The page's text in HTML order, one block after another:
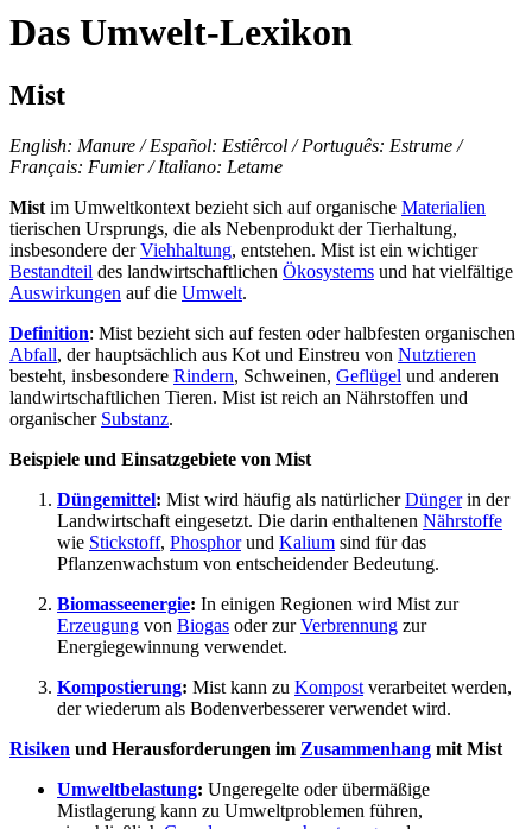
Das Umwelt-Lexikon
Mist
English: Manure / Español: Estiêrcol / Português: Estrume /
Français: Fumier / Italiano: Letame
Mist im Umweltkontext bezieht sich auf organische Materialien
tierischen Ursprungs, die als Nebenprodukt der Tierhaltung,
insbesondere derViehhaltung, entstehen. Mist ist ein wichtiger
Bestandteil des landwirtschaftlichen Ökosystems und hat vielfältige
Auswirkungen auf die Umwelt.
Definition: Mist bezieht sich auf festen oder halbfesten organischen
Abfall, der hauptsächlich aus Kot und Einstreu von Nutztieren
besteht, insbesondere Rindern, Schweinen, Geflügel und anderen
landwirtschaftlichen Tieren. Mist ist reich an Nährstoffen und
organischer Substanz.
Beispiele und Einsatzgebiete von Mist
Düngemittel: Mist wird häufig als natürlicherDüngerin der
Landwirtschaft eingesetzt. Die darin enthaltenen Nährstoffe
wie Stickstoff, Phosphorund Kalium sind für das
Pflanzenwachstum von entscheidender Bedeutung.
Biomasseenergie: In einigen Regionen wird Mist zur
Erzeugung von Biogas oder zurVerbrennung zur
Energiegewinnung verwendet.
Kompostierung: Mist kann zu Kompost verarbeitet werden,
der wiederum als Bodenverbesserer verwendet wird.
Risiken und Herausforderungen im Zusammenhang mit Mist
Umweltbelastung: Ungeregelte oder übermäßige
Mistlagerung kann zu Umweltproblemen führen,